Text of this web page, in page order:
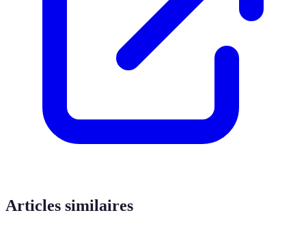
Articles similaires